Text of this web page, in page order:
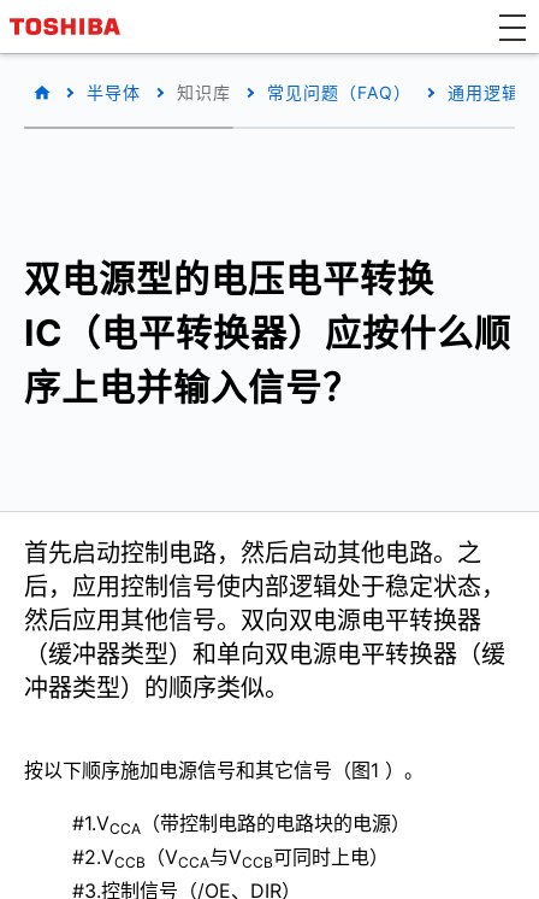
半导体 知识库 常见问题（FAQ） 通用逻辑IC
双电源型的电压电平转换
IC（电平转换器）应按什么顺
序上电并输入信号？
首先启动控制电路，然后启动其他电路。之
后，应用控制信号使内部逻辑处于稳定状态，
然后应用其他信号。双向双电源电平转换器
（缓冲器类型）和单向双电源电平转换器（缓
冲器类型）的顺序类似。
按以下顺序施加电源信号和其它信号（图1 ）。
#1.VCCA
（带控制电路的电路块的电源）
#2.VCCB （VCCA与VCCB可同时上电）
#3.控制信号（/OE、DIR）